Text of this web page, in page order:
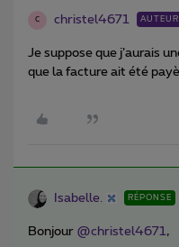
C christel4671 AUTEUR
Je suppose que j’aurais
que la facture ait été
Isabelle. RÉPONSE
Bonjour @christel4671 ,